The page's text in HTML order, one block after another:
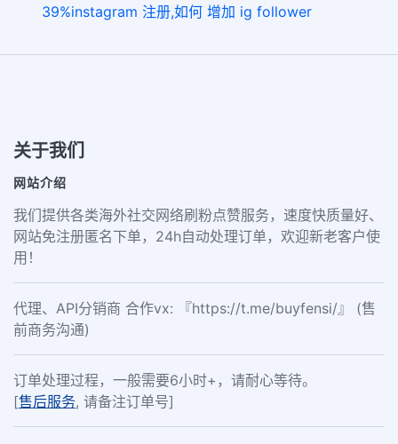
39%instagram 注册,如何 增加 ig follower
关于我们
网站介绍
我们提供各类海外社交网络刷粉点赞服务，速度快质量好、
网站免注册匿名下单，24h自动处理订单，欢迎新老客户使
用！
代理、API分销商 合作vx: 『https://t.me/buyfensi/』 (售
前商务沟通)
订单处理过程，一般需要6小时+，请耐心等待。
[售后服务, 请备注订单号]